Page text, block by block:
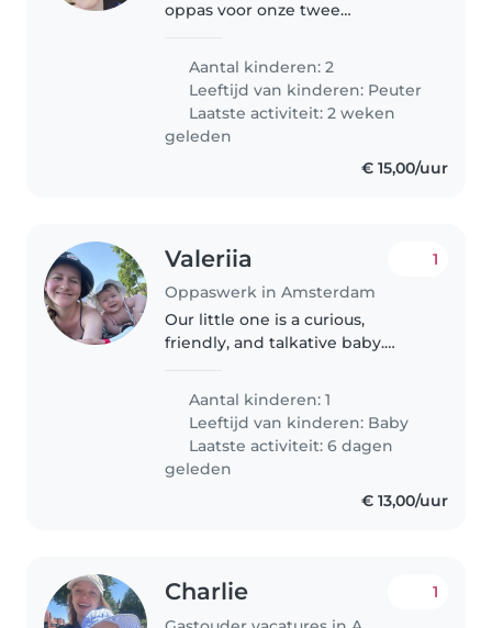
oppas voor onze twee
willen graag spelen en
knutselen. Thuis met ze zijn is
altijd gezellig!
Aantal kinderen: 2
Leeftijd van kinderen: Peuter
Laatste activiteit: 2 weken
geleden
€ 15,00/uur
Valeriia
Oppaswerk in Amsterdam
1
Our little one is a curious,
friendly, and talkative baby.
Babysitter or Nanny to look after
them in our home. Russian
speaking would be a plus!
Aantal kinderen: 1
Leeftijd van kinderen: Baby
Laatste activiteit: 6 dagen
geleden
€ 13,00/uur
Charlie 1